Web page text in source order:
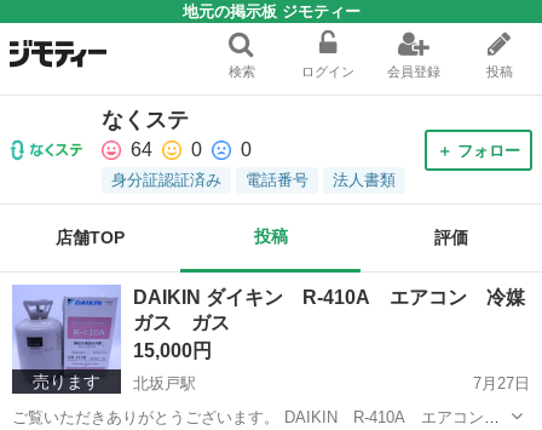
地元の掲示板 ジモティー
検索 ログイン 会員登録 投稿
なくステ
64 0 0
身分証認証済み 電話番号 法人書類
＋ フォロー
店舗TOP 投稿 評価
売ります
DAIKIN ダイキン R-410A エアコン 冷媒
ガス ガス
15,000円
北坂戸駅
7月27日
ご覧いただきありがとうございます。 DAIKIN R-410A エアコン冷